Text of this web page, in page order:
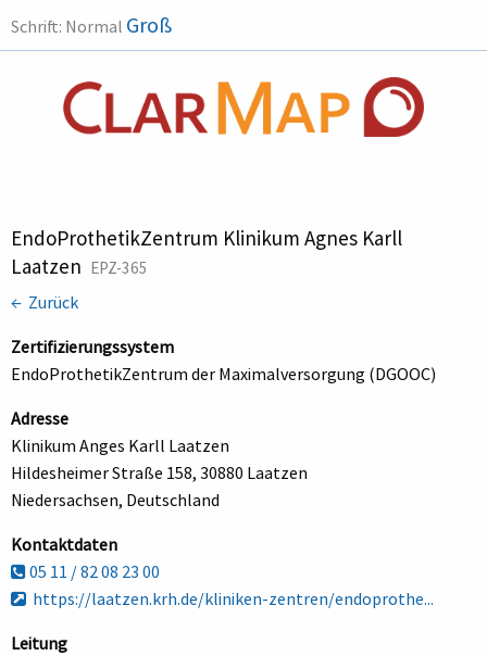
Schrift: Normal Groß
EndoProthetikZentrum Klinikum Agnes Karll
Laatzen EPZ-365
← Zurück
Zertifizierungssystem
EndoProthetikZentrum der Maximalversorgung (DGOOC)
Adresse
Klinikum Anges Karll Laatzen
Hildesheimer Straße 158, 30880 Laatzen
Niedersachsen, Deutschland
Kontaktdaten
05 11 / 82 08 23 00
https://laatzen.krh.de/kliniken-zentren/endoprothe...
Leitung